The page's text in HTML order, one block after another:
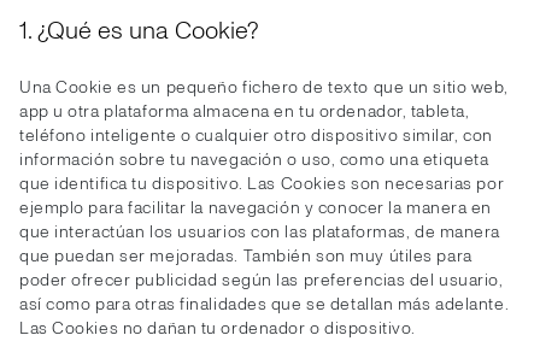
1. ¿Qué es una Cookie?
Una Cookie es un pequeño fichero de texto que un sitio web,
app u otra plataforma almacena en tu ordenador, tableta,
teléfono inteligente o cualquier otro dispositivo similar, con
información sobre tu navegación o uso, como una etiqueta
que identifica tu dispositivo. Las Cookies son necesarias por
ejemplo para facilitar la navegación y conocer la manera en
que interactúan los usuarios con las plataformas, de manera
que puedan ser mejoradas. También son muy útiles para
poder ofrecer publicidad según las preferencias del usuario,
así como para otras finalidades que se detallan más adelante.
Las Cookies no dañan tu ordenador o dispositivo.